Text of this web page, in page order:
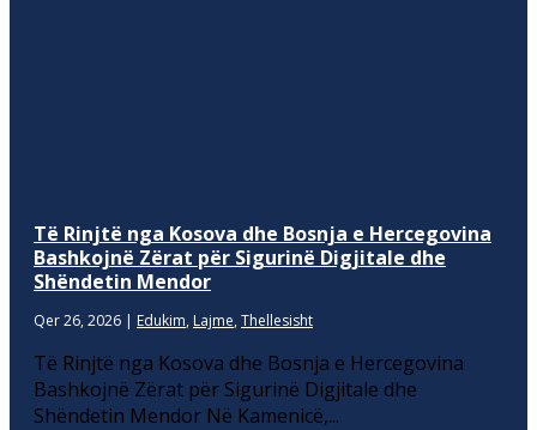
Të Rinjtë nga Kosova dhe Bosnja e Hercegovina
Bashkojnë Zërat për Sigurinë Digjitale dhe
Shëndetin Mendor
Qer 26, 2026 | Edukim, Lajme, Thellesisht
Të Rinjtë nga Kosova dhe Bosnja e Hercegovina
Bashkojnë Zërat për Sigurinë Digjitale dhe
Shëndetin Mendor Në Kamenicë,...